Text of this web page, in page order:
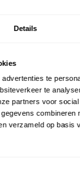
Details
te
te
partners voor
combineren
verzameld op basis
dit formulier
en – indien
en verpakking
het verschuldigde
van uw retour
orde retour